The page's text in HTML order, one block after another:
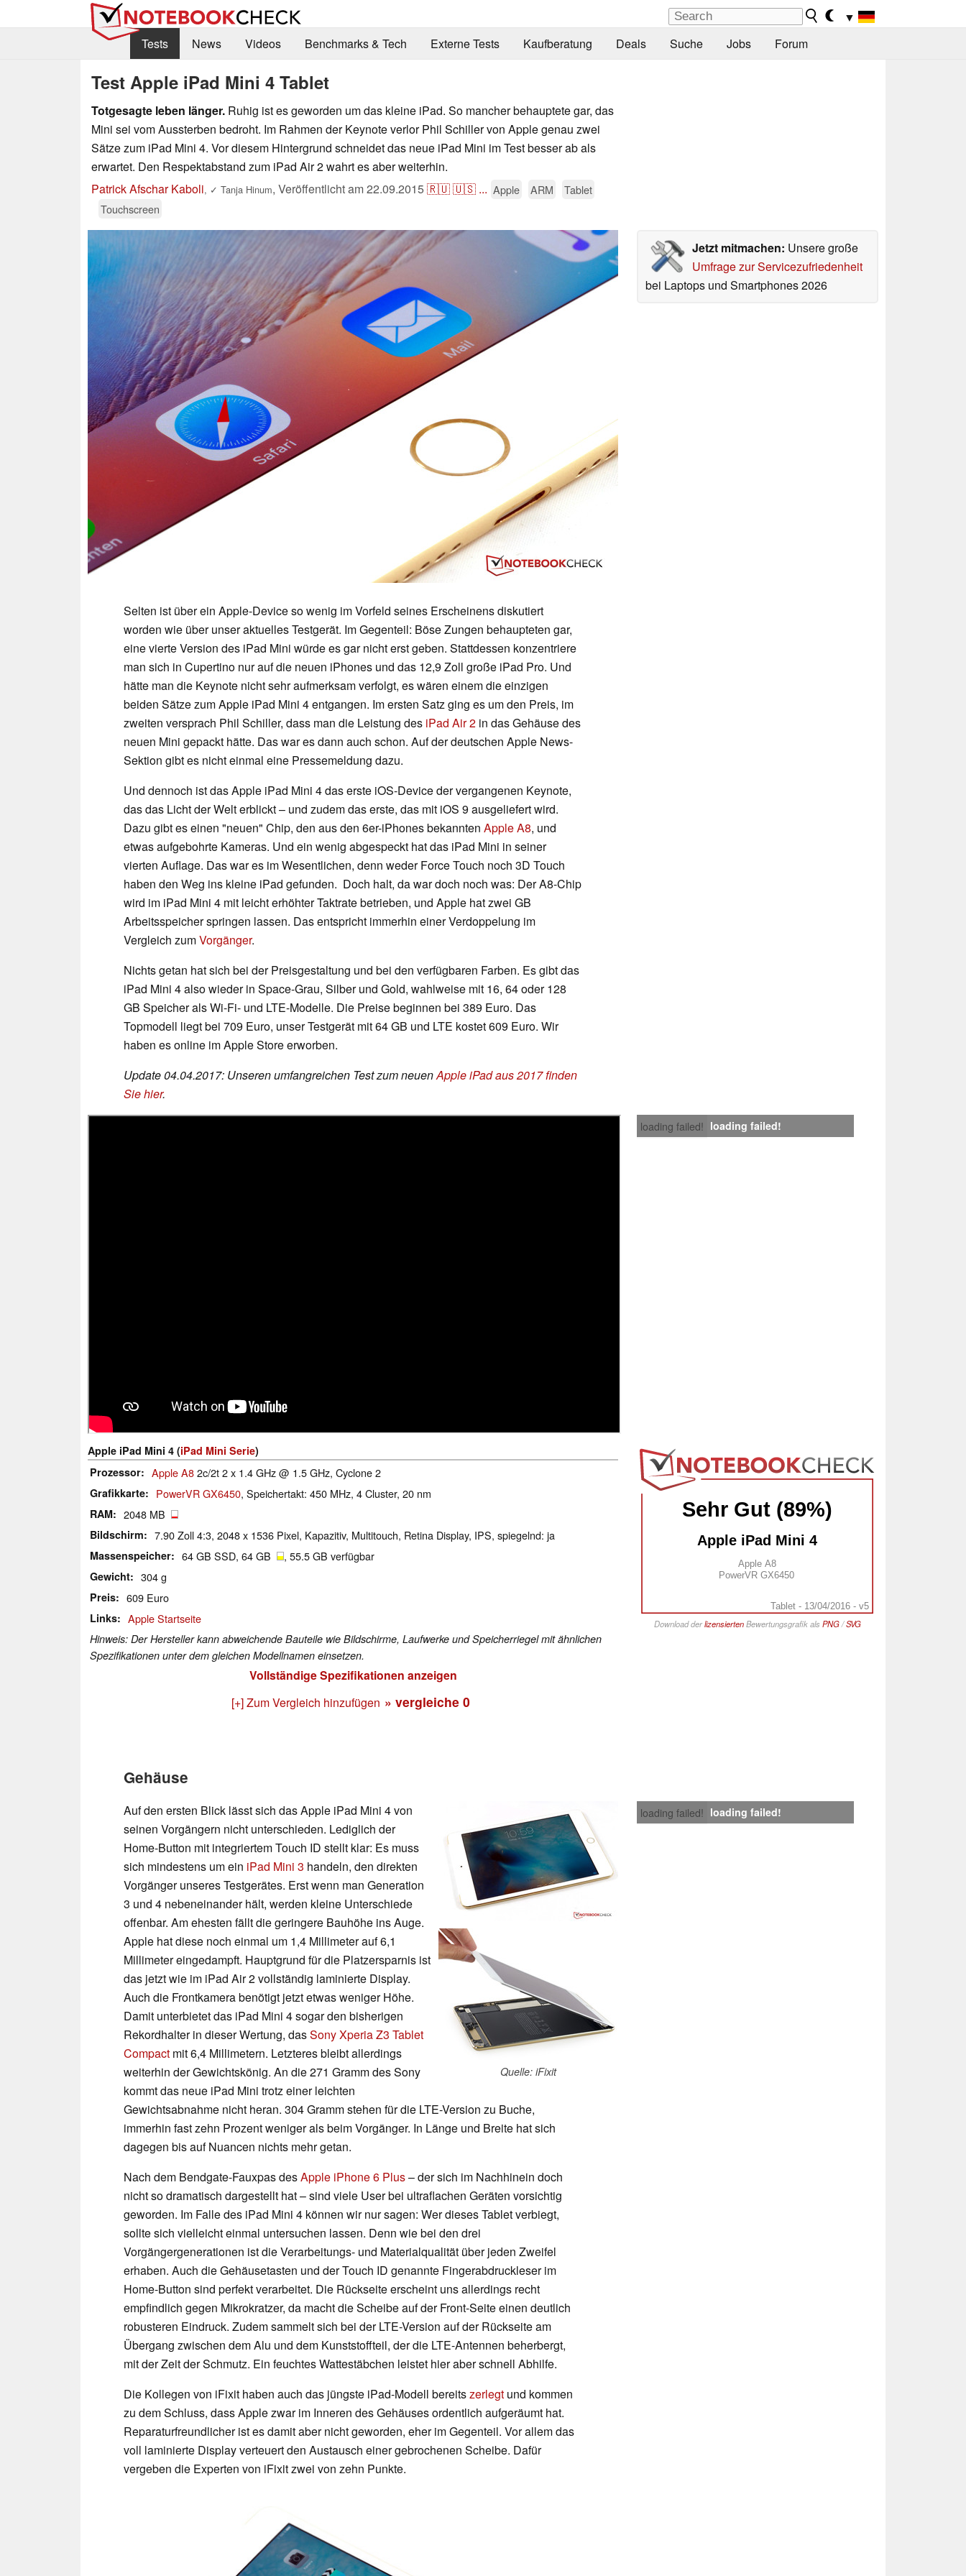
▼
Tests
News Videos Benchmarks & Tech Externe Tests Kaufberatung Deals Suche Jobs Forum
Test Apple iPad Mini 4 Tablet
Totgesagte leben länger. Ruhig ist es geworden um das kleine iPad. So mancher behauptete gar, das
Mini sei vom Aussterben bedroht. Im Rahmen der Keynote verlor Phil Schiller von Apple genau zwei
Sätze zum iPad Mini 4. Vor diesem Hintergrund schneidet das neue iPad Mini im Test besser ab als
erwartet. Den Respektabstand zum iPad Air 2 wahrt es aber weiterhin.
Patrick Afschar Kaboli, ✓ Tanja Hinum, Veröffentlicht am22.09.2015🇷🇺🇺🇸 ... Apple ARM
Tablet
Touchscreen
Jetzt mitmachen: Unsere große
Umfrage zur Servicezufriedenheit
bei Laptops und Smartphones 2026
Selten ist über ein Apple-Device so wenig im Vorfeld seines Erscheinens diskutiert
worden wie über unser aktuelles Testgerät. Im Gegenteil: Böse Zungen behaupteten gar,
eine vierte Version des iPad Mini würde es gar nicht erst geben. Stattdessen konzentriere
man sich in Cupertino nur auf die neuen iPhones und das 12,9 Zoll große iPad Pro. Und
hätte man die Keynote nicht sehr aufmerksam verfolgt, es wären einem die einzigen
beiden Sätze zum Apple iPad Mini 4 entgangen. Im ersten Satz ging es um den Preis, im
zweiten versprach Phil Schiller, dass man die Leistung des iPad Air 2 in das Gehäuse des
neuen Mini gepackt hätte. Das war es dann auch schon. Auf der deutschen Apple News-
Sektion gibt es nicht einmal eine Pressemeldung dazu.
Und dennoch ist das Apple iPad Mini 4 das erste iOS-Device der vergangenen Keynote,
das das Licht der Welt erblickt – und zudem das erste, das mit iOS 9 ausgeliefert wird.
Dazu gibt es einen "neuen" Chip, den aus den 6er-iPhones bekannten Apple A8, und
etwas aufgebohrte Kameras. Und ein wenig abgespeckt hat das iPad Mini in seiner
vierten Auflage. Das war es im Wesentlichen, denn weder Force Touch noch 3D Touch
haben den Weg ins kleine iPad gefunden. Doch halt, da war doch noch was: Der A8-Chip
wird im iPad Mini 4 mit leicht erhöhter Taktrate betrieben, und Apple hat zwei GB
Arbeitsspeicher springen lassen. Das entspricht immerhin einer Verdoppelung im
Vergleich zumVorgänger.
Nichts getan hat sich bei der Preisgestaltung und bei den verfügbaren Farben. Es gibt das
iPad Mini 4 also wieder in Space-Grau, Silber und Gold, wahlweise mit 16, 64 oder 128
GB Speicher als Wi-Fi- und LTE-Modelle. Die Preise beginnen bei 389 Euro. Das
Topmodell liegt bei 709 Euro, unser Testgerät mit 64 GB und LTE kostet 609 Euro. Wir
haben es online im Apple Store erworben.
Update 04.04.2017: Unseren umfangreichen Test zum neuenApple iPad aus 2017 finden
Sie hier.
loading failed! loading failed!
Sehr Gut (89%)
Apple iPad Mini 4
Apple A8
PowerVR GX6450
Tablet - 13/04/2016 - v5
Download derlizensiertenBewertungsgrafik als PNG/SVG
Apple iPad Mini 4 (iPad Mini Serie)
Prozessor
Apple A82c/2t 2 x 1.4 GHz @ 1.5 GHz, Cyclone 2
Grafikkarte PowerVR GX6450, Speichertakt: 450 MHz, 4 Cluster, 20 nm
RAM 2048 MB
Bildschirm 7.90 Zoll 4:3, 2048 x 1536 Pixel, Kapazitiv, Multitouch, Retina Display, IPS, spiegelnd: ja
Massenspeicher 64 GB SSD, 64 GB , 55.5 GB verfügbar
Gewicht 304 g
Preis 609 Euro
Links Apple Startseite
Hinweis: Der Hersteller kann abweichende Bauteile wie Bildschirme, Laufwerke und Speicherriegel mit ähnlichen
Spezifikationen unter dem gleichen Modellnamen einsetzen.
Vollständige Spezifikationen anzeigen
[+] Zum Vergleich hinzufügen » vergleiche 0
Gehäuse
loading failed! loading failed!
Quelle: iFixit
Auf den ersten Blick lässt sich das Apple iPad Mini 4 von
seinen Vorgängern nicht unterschieden. Lediglich der
Home-Button mit integriertem Touch ID stellt klar: Es muss
sich mindestens um ein iPad Mini 3 handeln, den direkten
Vorgänger unseres Testgerätes. Erst wenn man Generation
3 und 4 nebeneinander hält, werden kleine Unterschiede
offenbar. Am ehesten fällt die geringere Bauhöhe ins Auge.
Apple hat diese noch einmal um 1,4 Millimeter auf 6,1
Millimeter eingedampft. Hauptgrund für die Platzersparnis ist
das jetzt wie im iPad Air 2 vollständig laminierte Display.
Auch die Frontkamera benötigt jetzt etwas weniger Höhe.
Damit unterbietet das iPad Mini 4 sogar den bisherigen
Rekordhalter in dieser Wertung, dasSony Xperia Z3 Tablet
Compact mit 6,4 Millimetern. Letzteres bleibt allerdings
weiterhin der Gewichtskönig. An die 271 Gramm des Sony
kommt das neue iPad Mini trotz einer leichten
Gewichtsabnahme nicht heran. 304 Gramm stehen für die LTE-Version zu Buche,
immerhin fast zehn Prozent weniger als beim Vorgänger. In Länge und Breite hat sich
dagegen bis auf Nuancen nichts mehr getan.
Nach dem Bendgate-Fauxpas desApple iPhone 6 Plus– der sich im Nachhinein doch
nicht so dramatisch dargestellt hat – sind viele User bei ultraflachen Geräten vorsichtig
geworden. Im Falle des iPad Mini 4 können wir nur sagen: Wer dieses Tablet verbiegt,
sollte sich vielleicht einmal untersuchen lassen. Denn wie bei den drei
Vorgängergenerationen ist die Verarbeitungs- und Materialqualität über jeden Zweifel
erhaben. Auch die Gehäusetasten und der Touch ID genannte Fingerabdruckleser im
Home-Button sind perfekt verarbeitet. Die Rückseite erscheint uns allerdings recht
empfindlich gegen Mikrokratzer, da macht die Scheibe auf der Front-Seite einen deutlich
robusteren Eindruck. Zudem sammelt sich bei der LTE-Version auf der Rückseite am
Übergang zwischen dem Alu und dem Kunststoffteil, der die LTE-Antennen beherbergt,
mit der Zeit der Schmutz. Ein feuchtes Wattestäbchen leistet hier aber schnell Abhilfe.
Die Kollegen von iFixit haben auch das jüngste iPad-Modell bereitszerlegt und kommen
zu dem Schluss, dass Apple zwar im Inneren des Gehäuses ordentlich aufgeräumt hat.
Reparaturfreundlicher ist es damit aber nicht geworden, eher im Gegenteil. Vor allem das
voll laminierte Display verteuert den Austausch einer gebrochenen Scheibe. Dafür
vergeben die Experten von iFixit zwei von zehn Punkte.